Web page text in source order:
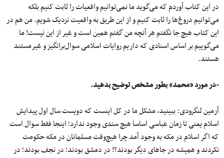
در این کتاب آوردم که می‌گوید ما نمی‌توانیم واقعیات را ثابت کنیم بلکه
می‌توانیم دروغ‌ها را ثابت کنیم و از این طریق به واقعیت نزدیک شویم. من هم در
این کتاب هیچ جا نگفتم هر آنچه من گفتم همین است و غیر از این نیست! ما
می‌گوییم بر اساس اسنادی که داریم روایات اسلامی سوال‌برانگیز و غیرمستند
هستند.
-در مورد «محمد» بطور مشخص توضیح بدهید.
آرمین لنگرودی: ببینید، مشکل ما در کل اینست که دویست سال اول پیدایش
اسلام یعنی تا زمان عباسی اساسا هیچ سندی وجود ندارد؛ اینجا فقط سوال است
که اگر اسلام در مکه به وجود آمد چرا هیچ‌وقت مسلمانان در مکه حکومت
نکردند و همیشه در جاهای دیگر بودند؟! در دمشق بودند؛ در نجف بودند؛ در